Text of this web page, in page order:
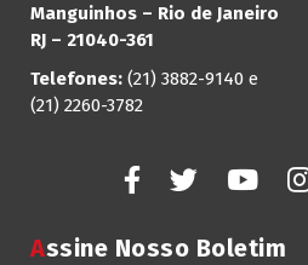
Manguinhos – Rio de Janeiro
RJ – 21040-361
Telefones: (21) 3882-9140 e
(21) 2260-3782
Assine Nosso Boletim